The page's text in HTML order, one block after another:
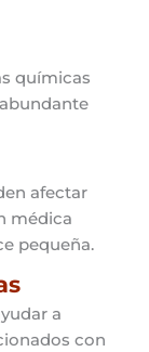
químicas
afectar
médica
pequeña.
a
con